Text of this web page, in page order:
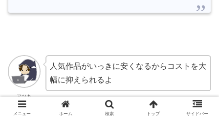
アツキ
人気作品がいっきに安くなるからコストを大
幅に抑えられるよ
メニュー ホーム 検索 トップ サイドバー